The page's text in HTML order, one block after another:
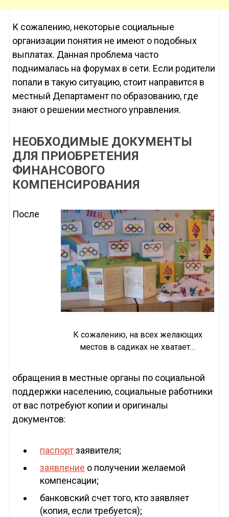
К сожалению, некоторые социальные
организации понятия не имеют о подобных
выплатах. Данная проблема часто
поднималась на форумах в сети. Если родители
попали в такую ситуацию, стоит направится в
местный Департамент по образованию, где
знают о решении местного управления.
НЕОБХОДИМЫЕ ДОКУМЕНТЫ
ДЛЯ ПРИОБРЕТЕНИЯ
ФИНАНСОВОГО
КОМПЕНСИРОВАНИЯ
К сожалению, на всех желающих
местов в садиках не хватает…
После
обращения в местные органы по социальной
поддержки населению, социальные работники
от вас потребуют копии и оригиналы
документов:
паспортзаявителя;
заявление о получении желаемой
компенсации;
банковский счет того, кто заявляет
(копия, если требуется);